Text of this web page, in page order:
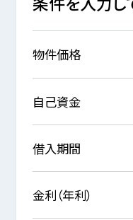
物件価格
自己資金
借入期間
金利（年利）